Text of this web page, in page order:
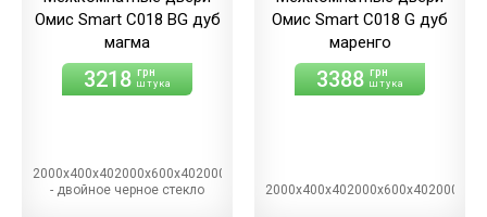
Омис Smart С018 BG дуб
магма
3218 грн
штука
2000х400х402000х600х402000х700х402000х800х402000х900х40BG
- двойное черное стекло
Омис Smart С018 G дуб
маренго
3388 грн
штука